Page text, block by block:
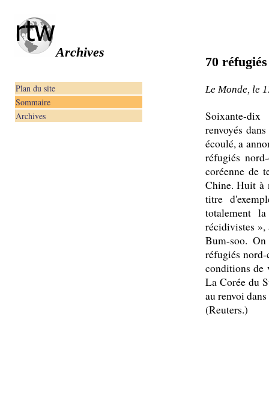
Archives
70
Plan du site
Sommaire
Archives
Le Monde, le
Soixante-
renvoyés
écoulé, a
réfugiés
coréenne de
Chine. Huit à
titre
totalement
récidivistes
Bum-soo.
réfugiés
conditions de
La Corée du
au renvoi
(Reuters.)